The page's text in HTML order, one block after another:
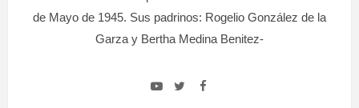
de Mayo de 1945. Sus padrinos: Rogelio González de la
Garza y Bertha Medina Benitez-